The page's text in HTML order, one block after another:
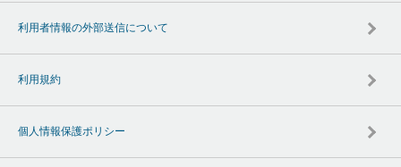
利用者情報の外部送信について
利用規約
個人情報保護ポリシー